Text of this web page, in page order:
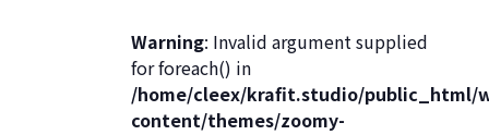
Warning: Invalid argument supplied
for foreach() in
/home/cleex/krafit.studio/public_html/
content/themes/zoomy-